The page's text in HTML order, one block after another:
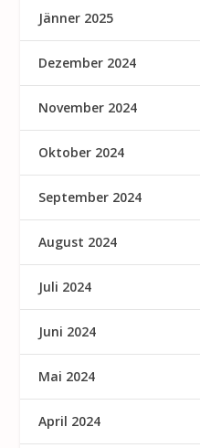
Jänner 2025
Dezember 2024
November 2024
Oktober 2024
September 2024
August 2024
Juli 2024
Juni 2024
Mai 2024
April 2024